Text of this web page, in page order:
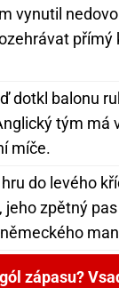
vynutil
přímý
dotkl balonu
tým má
míče.
do levého
jeho zpětný
zápasu?